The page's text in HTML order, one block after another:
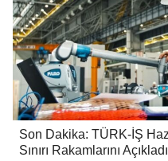
Son Dakika: TÜRK-İŞ
Sınırı Rakamlarını